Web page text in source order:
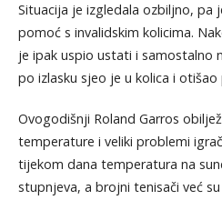
Situacija je izgledala ozbiljno, pa
pomoć s invalidskim kolicima.
je ipak uspio ustati i samostalno
po izlasku sjeo je u kolica i otišao
Ovogodišnji Roland Garros
temperature i veliki problemi
tijekom dana temperatura na
stupnjeva, a brojni tenisači već